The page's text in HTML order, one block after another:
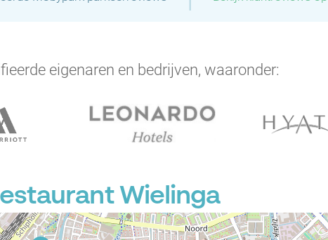
eigenaren en bedrijven, waaronder:
Wielinga
P